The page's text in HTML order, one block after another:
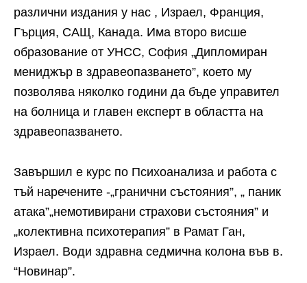
различни издания у нас , Израел, Франция,
Гърция, САЩ, Канада. Има второ висше
образование от УНСС, София „Дипломиран
мениджър в здравеопазването”, което му
позволява няколко години да бъде управител
на болница и главен експерт в областта на
здравеопазването.
Завършил е курс по Психоанализа и работа с
тъй наречените -„гранични състояния”, „ паник
атака”„немотивирани страхови състояния” и
„колективна психотерапия” в Рамат Ган,
Израел. Води здравна седмична колона във в.
“Новинар”.